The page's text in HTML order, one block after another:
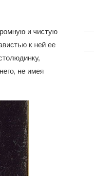
и чистую
к ней ее
не имея